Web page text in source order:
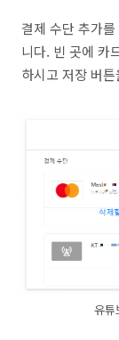
결제 수단 추가
니다. 빈 곳에 카
하시고 저장 버
유튜